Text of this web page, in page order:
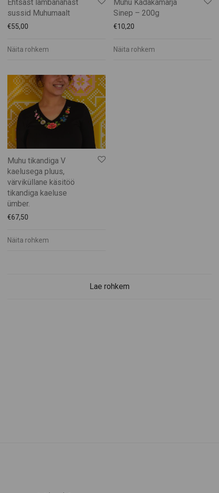
Ehtsast lambanahast
sussid Muhumaalt
€55,00
Näita rohkem
Muhu Kadakamarja
Sinep – 200g
€10,20
Näita rohkem
Muhu tikandiga V
kaelusega pluus,
värviküllane käsitöö
tikandiga kaeluse
ümber.
€67,50
Näita rohkem
Lae rohkem